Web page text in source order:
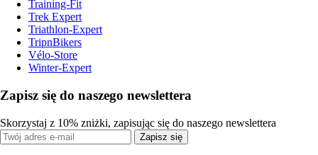
Training-Fit
Trek Expert
Triathlon-Expert
TripnBikers
Vélo-Store
Winter-Expert
Zapisz się do naszego newslettera
Skorzystaj z 10% zniżki, zapisując się do naszego newslettera
Zapisz się